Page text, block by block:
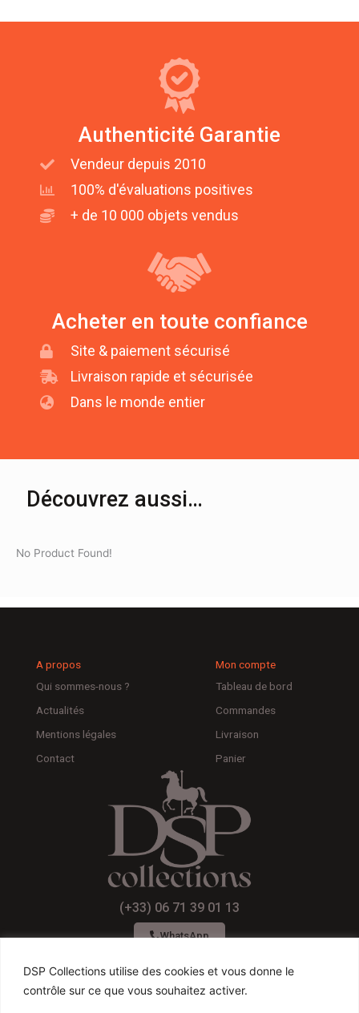
DSP Collections utilise des cookies et vous donne le
contrôle sur ce que vous souhaitez activer.
Authenticité Garantie
Vendeur depuis 2010
100% d'évaluations positives
+ de 10 000 objets vendus
Acheter en toute confiance
Site & paiement sécurisé
Livraison rapide et sécurisée
Dans le monde entier
Découvrez aussi…
No Product Found!
A propos
Qui sommes-nous ?
Actualités
Mentions légales
Contact
Mon compte
Tableau de bord
Commandes
Livraison
Panier
(+33) 06 71 39 01 13
WhatsApp